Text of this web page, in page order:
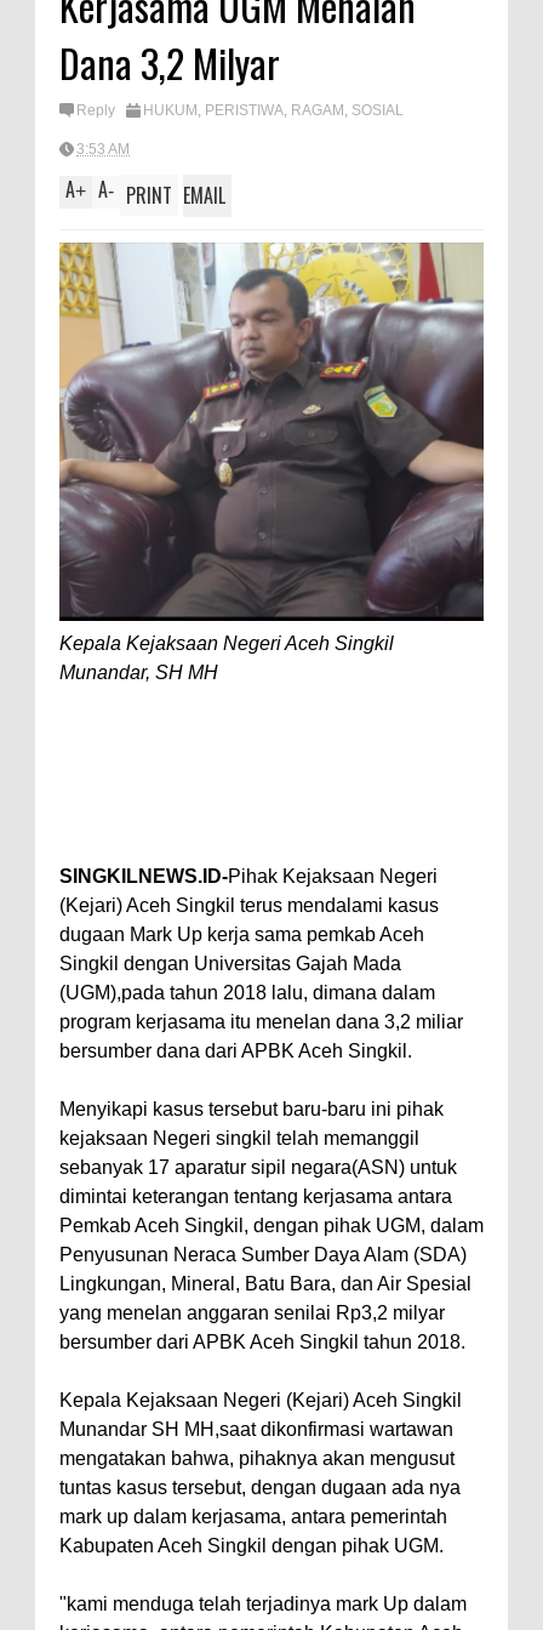
Dana 3,2 Milyar
Reply HUKUM , PERISTIWA, RAGAM , SOSIAL
3:53 AM
A+ A- PRINT EMAIL
Kepala Kejaksaan Negeri Aceh Singkil
Munandar, SH MH
SINGKILNEWS.ID-Pihak Kejaksaan Negeri
(Kejari) Aceh Singkil terus mendalami kasus
dugaan Mark Up kerja sama pemkab Aceh
Singkil dengan Universitas Gajah Mada
(UGM),pada tahun 2018 lalu, dimana dalam
program kerjasama itu menelan dana 3,2 miliar
bersumber dana dari APBK Aceh Singkil.
Menyikapi kasus tersebut baru-baru ini pihak
kejaksaan Negeri singkil telah memanggil
sebanyak 17 aparatur sipil negara(ASN) untuk
dimintai keterangan tentang kerjasama antara
Pemkab Aceh Singkil, dengan pihak UGM, dalam
Penyusunan Neraca Sumber Daya Alam (SDA)
Lingkungan, Mineral, Batu Bara, dan Air Spesial
yang menelan anggaran senilai Rp3,2 milyar
bersumber dari APBK Aceh Singkil tahun 2018.
Kepala Kejaksaan Negeri (Kejari) Aceh Singkil
Munandar SH MH,saat dikonfirmasi wartawan
mengatakan bahwa, pihaknya akan mengusut
tuntas kasus tersebut, dengan dugaan ada nya
mark up dalam kerjasama, antara pemerintah
Kabupaten Aceh Singkil dengan pihak UGM.
"kami menduga telah terjadinya mark Up dalam